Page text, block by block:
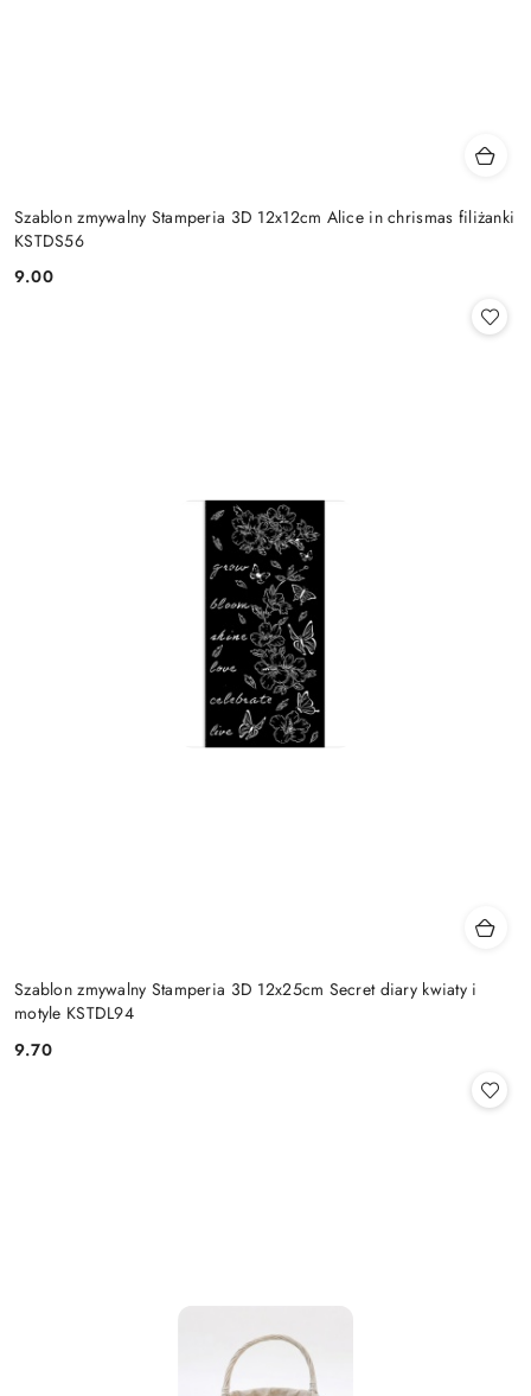
Szablon zmywalny Stamperia 3D 12x12cm Alice in chrismas filiżanki
KSTDS56
Cena:
9.00
Szablon zmywalny Stamperia 3D 12x25cm Secret diary kwiaty i
motyle KSTDL94
Cena:
9.70